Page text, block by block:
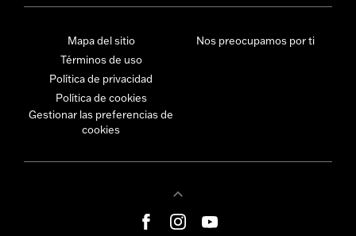
Mapa del sitio
Términos de uso
Política de privacidad
Política de cookies
Gestionar las preferencias de
cookies
Nos preocupamos por ti